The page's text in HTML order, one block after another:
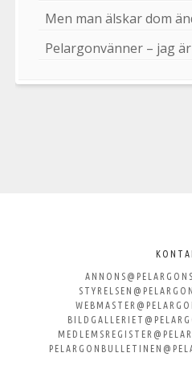
Men man älskar dom
Pelargonvänner – jag
Svenska